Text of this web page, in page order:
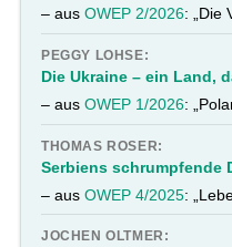
– ausOWEP 2/2026: „Die
PEGGY LOHSE:
Die Ukraine – ein Land,
– ausOWEP 1/2026:
THOMAS ROSER:
Serbiens schrumpfende
– ausOWEP 4/2025:
JOCHEN OLTMER: